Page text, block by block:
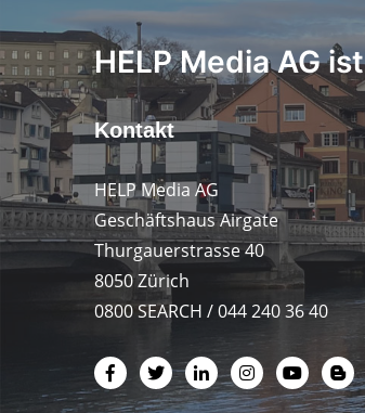
HELP Media AG
Kontakt
HELP Media AG
Geschäftshaus Airgate
Thurgauerstrasse 40
8050 Zürich
0800 SEARCH / 044 240 36 40